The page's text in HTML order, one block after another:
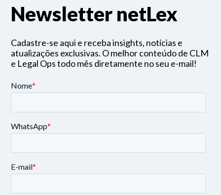
Newsletter netLex
Cadastre-se aqui e receba insights, notícias e
atualizações exclusivas. O melhor conteúdo de CLM
e Legal Ops todo mês diretamente no seu e-mail!